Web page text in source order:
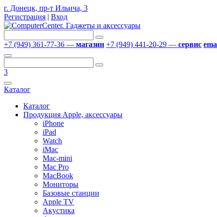
г. Донецк, пр-т Ильича, 3
Регистрация | Вход
+7 (949) 361-77-36 — магазин +7 (949) 441-20-29 — сервис
3
Каталог
Каталог
Продукция Apple, аксессуары
iPhone
iPad
Watch
iMac
Mac-mini
Mac Pro
MacBook
Мониторы
Базовые станции
Apple TV
Акустика